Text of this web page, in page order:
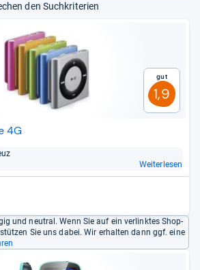
den Suchkriterien
Gut
1,9
4G
Weiterlesen
und neutral. Wenn Sie auf ein verlinktes Shop-
Sie uns dabei. Wir erhalten dann ggf. eine